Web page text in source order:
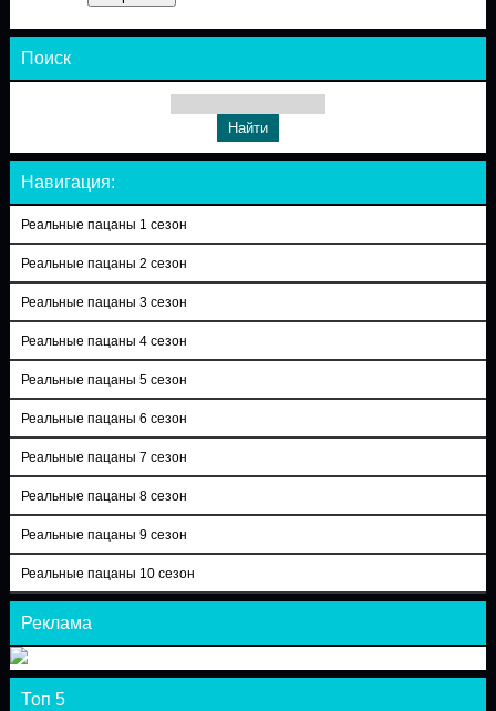
Поиск
Навигация:
Реальные пацаны 1 сезон
Реальные пацаны 2 сезон
Реальные пацаны 3 сезон
Реальные пацаны 4 сезон
Реальные пацаны 5 сезон
Реальные пацаны 6 сезон
Реальные пацаны 7 сезон
Реальные пацаны 8 сезон
Реальные пацаны 9 сезон
Реальные пацаны 10 сезон
Реклама
Топ 5